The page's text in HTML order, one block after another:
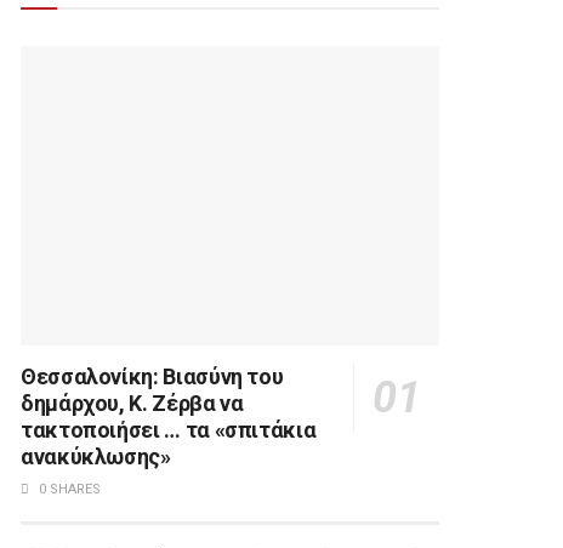
Θεσσαλονίκη: Βιασύνη του
δημάρχου, Κ. Ζέρβα να
τακτοποιήσει … τα «σπιτάκια
ανακύκλωσης»
0 SHARES